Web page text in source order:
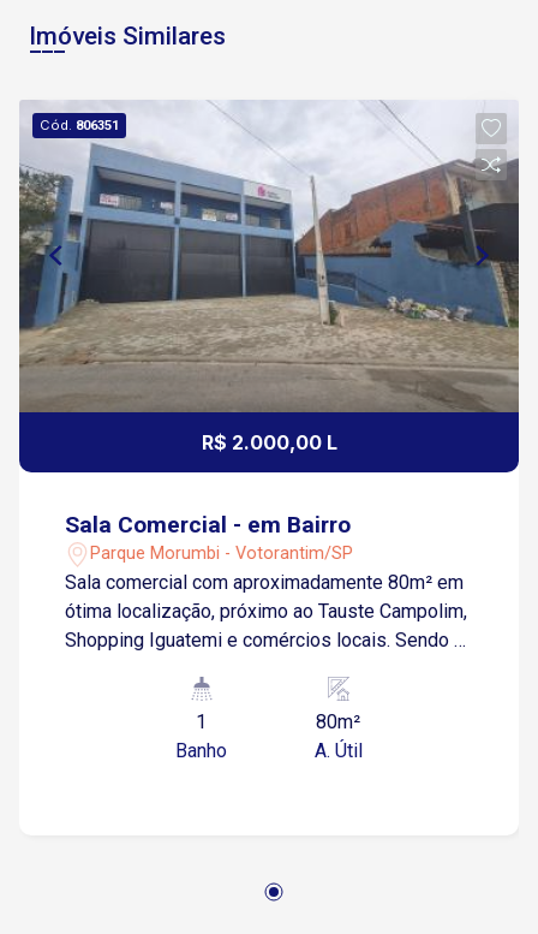
Imóveis Similares
Cód. 806351
R$ 2.000,00 L
Sala Comercial - em Bairro
Parque Morumbi - Votorantim/SP
Sala comercial com aproximadamente 80m² em
ótima localização, próximo ao Tauste Campolim,
Shopping Iguatemi e comércios locais. Sendo 1
1
Banho
80m²
A. Útil